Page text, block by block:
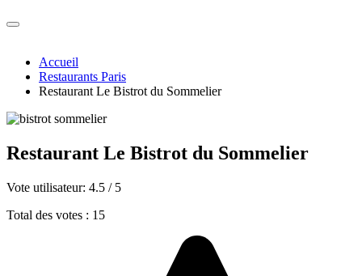
Accueil
Restaurants Paris
Restaurant Le Bistrot du Sommelier
Restaurant Le Bistrot du Sommelier
Vote utilisateur: 4.5 / 5
Total des votes : 15